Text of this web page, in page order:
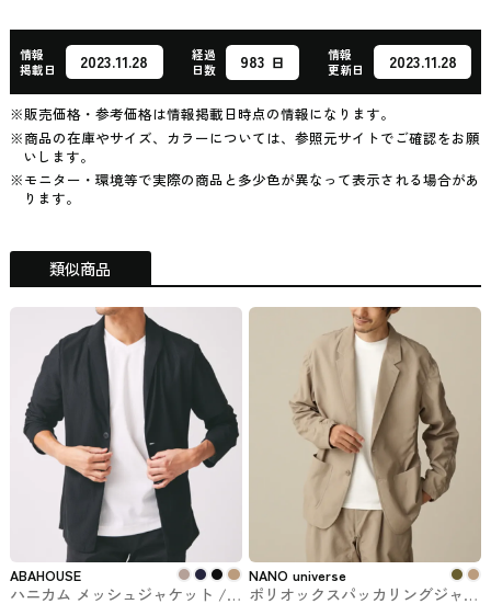
情報
掲載日
2023.11.28
経過
日数
983 日
情報
更新日
2023.11.28
※販売価格・参考価格は情報掲載日時点の情報になります。
※商品の在庫やサイズ、カラーについては、参照元サイトでご確認をお願
いします。
※モニター・環境等で実際の商品と多少色が異なって表示される場合があ
ります。
類似商品
ABAHOUSE
ハニカム メッシュジャケット /
NANO universe
ポリオックスパッカリングジャケ